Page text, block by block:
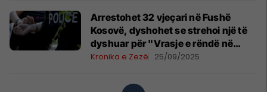
Arrestohet 32 vjeçari në Fushë
Kosovë, dyshohet se strehoi një të
dyshuar për "Vrasje e rëndë në
tentativë"
Kronika e Zezë 25/09/2025